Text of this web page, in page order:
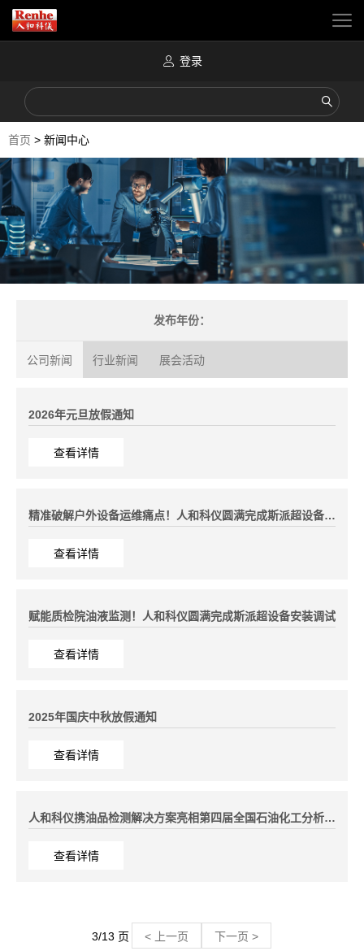
登录
首页 > 新闻中心
发布年份：
公司新闻 行业新闻 展会活动
2026年元旦放假通知
查看详情
精准破解户外设备运维痛点！人和科仪圆满完成斯派超设备安装调试
查看详情
赋能质检院油液监测！人和科仪圆满完成斯派超设备安装调试
查看详情
2025年国庆中秋放假通知
查看详情
人和科仪携油品检测解决方案亮相第四届全国石油化工分析测试技术会议
查看详情
3/13 页 < 上一页 下一页 >